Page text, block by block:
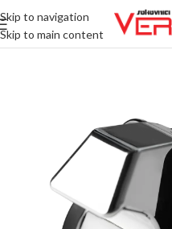
Skip to navigation
Skip to main content